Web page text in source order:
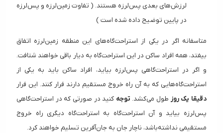
لرزش‌های بعدی پس‌لرزه هستند. ( تفاوت زمین‌لرزه و پس‌لرزه
در پایین توضیح داده شده است )
متاسفانه اگر در یکی از استراحت‌گاه‌های این منطقه زمین‌لرزه اتفاق
بیفتد، همه افراد ساکن در این استراحت‌گاه به دیار باقی خواهند شتافت.
و اگر در استراحت‌گاهی پس‌لرزه بیاید، افراد ساکن باید به یکی از
استراحت‌گاه‌هایی که به آن راه خروج مستقیم دارند فرار کنند. این فرار
دقیقا یک روز طول می‌کشد. توجه کنید در صورتی که در استراحت‌گاهی
پس‌لرزه بیاید و آن استراحت‌گاه به استراحت‌گاه دیگری راه خروج
مستقیمی نداشته‌باشد، ناچار جان به جان‌آفرین تسلیم خواهند کرد.